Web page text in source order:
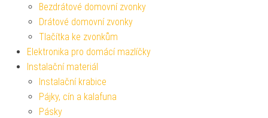
Bezdrátové domovní zvonky
Drátové domovní zvonky
Tlačítka ke zvonkům
Elektronika pro domácí mazlíčky
Instalační materiál
Instalační krabice
Pájky, cín a kalafuna
Pásky